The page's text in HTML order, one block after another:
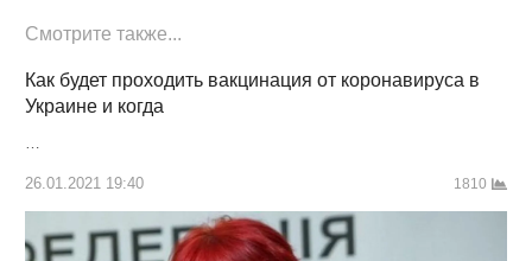
Смотрите также...
Как будет проходить вакцинация от коронавируса в
Украине и когда
…
26.01.2021 19:40 1810